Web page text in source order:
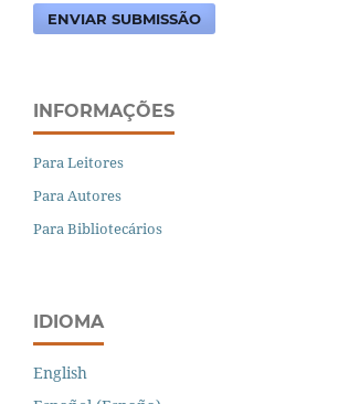
ENVIAR SUBMISSÃO
INFORMAÇÕES
Para Leitores
Para Autores
Para Bibliotecários
IDIOMA
English